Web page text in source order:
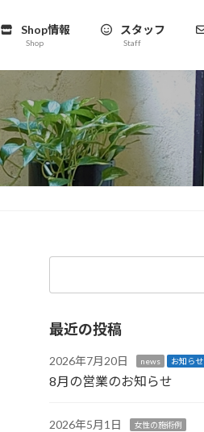
Shop情報
Shop
スタッフ
Staff
最近の投稿
2026年7月20日 news お知らせ
8月の営業のお知らせ
2026年5月1日 女性の施術例